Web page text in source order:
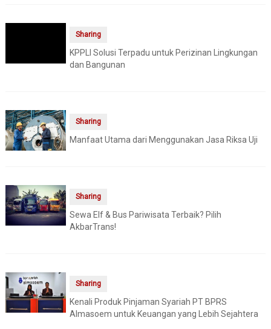
Sharing
KPPLI Solusi Terpadu untuk Perizinan Lingkungan
dan Bangunan
Sharing
Manfaat Utama dari Menggunakan Jasa Riksa Uji
Sharing
Sewa Elf & Bus Pariwisata Terbaik? Pilih
AkbarTrans!
Sharing
Kenali Produk Pinjaman Syariah PT BPRS
Almasoem untuk Keuangan yang Lebih Sejahtera